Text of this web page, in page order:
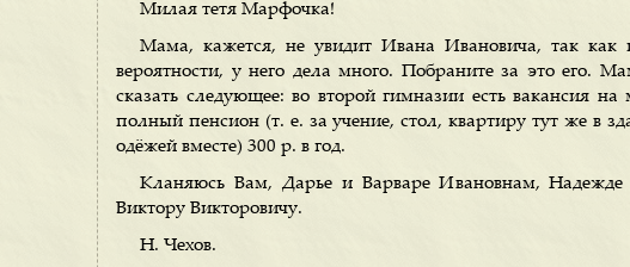
Милая тетя Марфочка!
Мама, кажется, не увидит Ивана Ивановича, так
вероятности, у него дела много. Побраните за это его.
сказать следующее: во второй гимназии есть вакансия на
полный пенсион (т. е. за учение, стол, квартиру тут же в
одёжей вместе) 300 р. в год.
Кланяюсь Вам, Дарье и Варваре Ивановнам,
Виктору Викторовичу.
Н. Чехов.